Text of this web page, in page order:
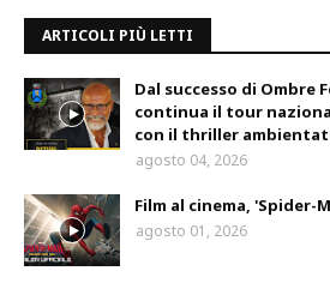
ARTICOLI PIÙ LETTI
Dal successo di Ombre
continua il tour
con il thriller
agosto 04, 2026
Film al cinema, 'Spider-
agosto 01, 2026